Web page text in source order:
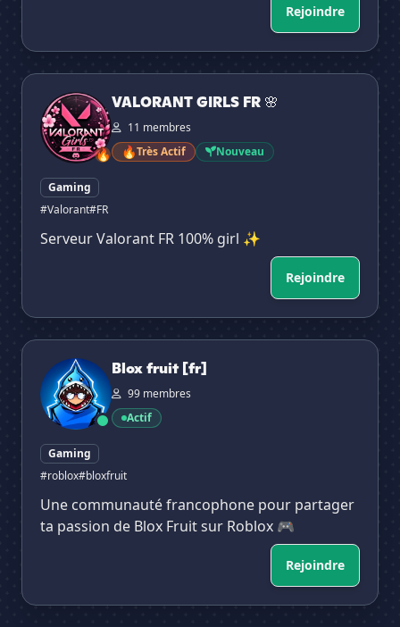
Rejoindre
VALORANT GIRLS FR 🌸
🔥
VALORANT GIRLS FR 🌸
11 membres
🔥Très Actif Nouveau
Gaming
#Valorant#FR
Serveur Valorant FR 100% girl ✨
Rejoindre
Blox fruit [fr]
Blox fruit [fr]
99 membres
Actif
Gaming
#roblox#bloxfruit
Une communauté francophone pour partager
ta passion de Blox Fruit sur Roblox 🎮
Rejoindre